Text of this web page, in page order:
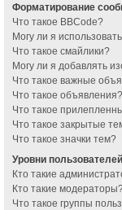
Форматирование
Что такое BBCode?
Могу ли я
Что такое смайлики?
Могу ли я добавлять
Что такое важные
Что такое объявления?
Что такое
Что такое закрытые
Что такое значки тем?
Уровни
Кто такие
Кто такие
Что такое группы